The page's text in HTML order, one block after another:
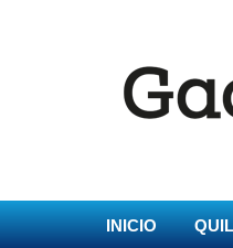
INICIO